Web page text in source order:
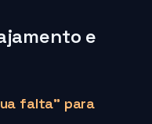
e
falta" para